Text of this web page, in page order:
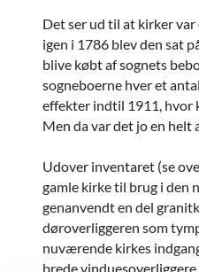
Det ser ud til at kirker
igen i 1786 blev den sat
blive købt af sognets
sogneboerne hver et
effekter indtil 1911, hvor
Men da var det jo en helt
Udover inventaret (se
gamle kirke til brug i den
genanvendt en del
døroverliggeren som
nuværende kirkes
brede